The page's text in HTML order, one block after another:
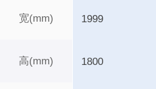
宽(mm)
高(mm)
1999
1800